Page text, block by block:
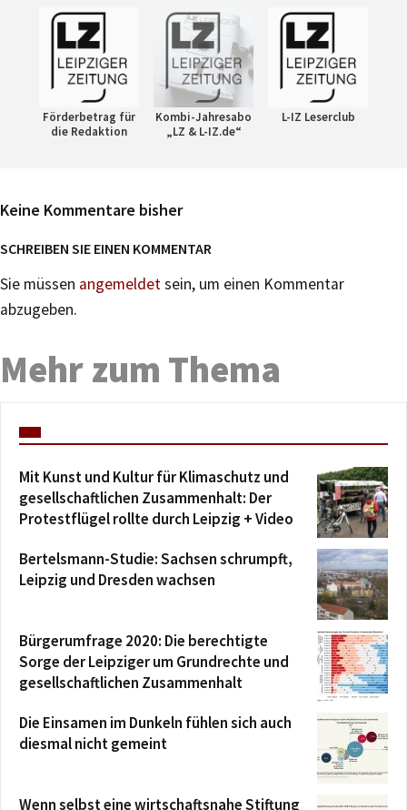
Förderbetrag für
die Redaktion
Kombi-Jahresabo
„LZ & L-IZ.de“
L-IZ Leserclub
Keine Kommentare bisher
SCHREIBEN SIE EINEN KOMMENTAR
Sie müssen angemeldetsein, um einen Kommentar
abzugeben.
Mehr zum Thema
Mit Kunst und Kultur für Klimaschutz und
gesellschaftlichen Zusammenhalt: Der
Protestflügel rollte durch Leipzig + Video
Bertelsmann-Studie: Sachsen schrumpft,
Leipzig und Dresden wachsen
Bürgerumfrage 2020: Die berechtigte
Sorge der Leipziger um Grundrechte und
gesellschaftlichen Zusammenhalt
Die Einsamen im Dunkeln fühlen sich auch
diesmal nicht gemeint
Wenn selbst eine wirtschaftsnahe Stiftung